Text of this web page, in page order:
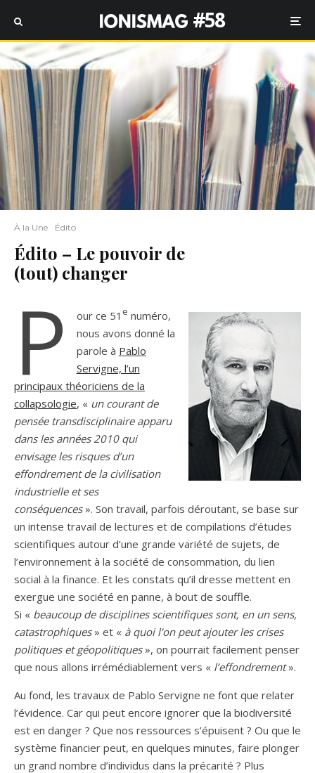
#58
À la Une Édito
Édito – Le pouvoir de
(tout) changer
P our ce 51 e numéro,
nous avons donné la
parole à Pablo
Servigne, l’un
principaux théoriciens de la
collapsologie, « un courant de
pensée transdisciplinaire apparu
dans les années 2010 qui
envisage les risques d’un
effondrement de la civilisation
industrielle et ses
conséquences ». Son travail, parfois déroutant, se base sur
un intense travail de lectures et de compilations d’études
scientifiques autour d’une grande variété de sujets, de
l’environnement à la société de consommation, du lien
social à la finance. Et les constats qu’il dresse mettent en
exergue une société en panne, à bout de souffle.
Si « beaucoup de disciplines scientifiques sont, en un sens,
catastrophiques » et « à quoi l’on peut ajouter les crises
politiques et géopolitiques», on pourrait facilement penser
que nous allons irrémédiablement vers « l’effondrement».
Au fond, les travaux de Pablo Servigne ne font que relater
l’évidence. Car qui peut encore ignorer que la biodiversité
est en danger ? Que nos ressources s’épuisent ? Ou que le
système financier peut, en quelques minutes, faire plonger
un grand nombre d’individus dans la précarité ? Plus